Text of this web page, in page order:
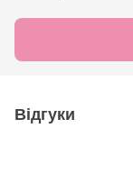
Відгуки